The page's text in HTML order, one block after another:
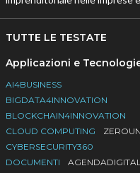
TUTTE LE TESTATE
Applicazioni e
AI4BUSINESS
BIGDATA4INNOVATION
BLOCKCHAIN4INNOVATION
CLOUD COMPUTING
CYBERSECURITY360
DOCUMENTI